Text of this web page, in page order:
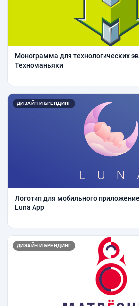
Монограмма для технологических
Техноманьяки
ДИЗАЙН И БРЕНДИНГ
Логотип для мобильного
Luna App
ДИЗАЙН И БРЕНДИНГ